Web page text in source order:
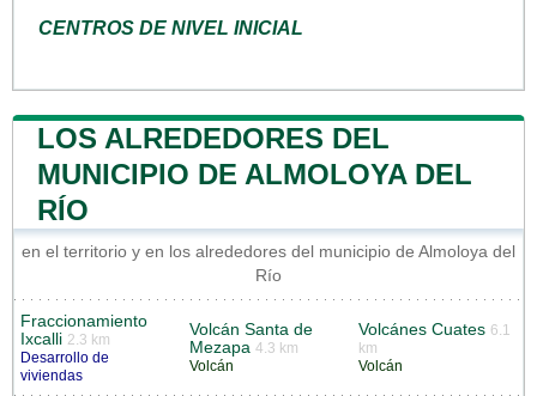
CENTROS DE NIVEL INICIAL
LOS ALREDEDORES DEL
MUNICIPIO DE ALMOLOYA DEL
RÍO
en el territorio y en los alrededores del municipio de Almoloya del
Río
Fraccionamiento
Ixcalli 2.3 km
Desarrollo de
viviendas
Volcán Santa de
Mezapa 4.3 km
Volcán
Volcánes Cuates 6.1
km
Volcán